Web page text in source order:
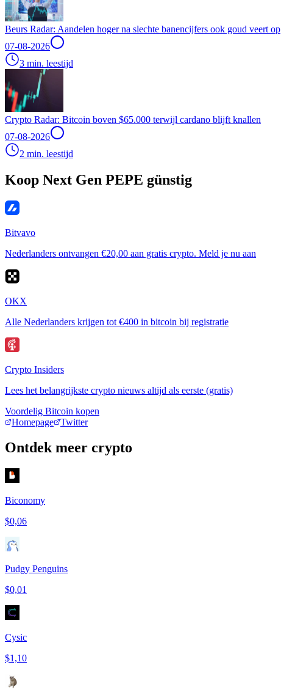
Beurs Radar: Aandelen hoger na slechte banencijfers ook goud veert op
07-08-2026
3 min. leestijd
Crypto Radar: Bitcoin boven $65.000 terwijl cardano blijft knallen
07-08-2026
2 min. leestijd
Koop Next Gen PEPE günstig
Bitvavo
Nederlanders ontvangen €20,00 aan gratis crypto. Meld je nu aan
OKX
Alle Nederlanders krijgen tot €400 in bitcoin bij registratie
Crypto Insiders
Lees het belangrijkste crypto nieuws altijd als eerste (gratis)
Voordelig Bitcoin kopen
Homepage
Twitter
Ontdek meer crypto
Biconomy
$0,06
Pudgy Penguins
$0,01
Cysic
$1,10